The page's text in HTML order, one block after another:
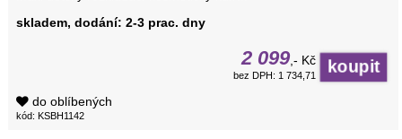
skladem, dodání: 2-3 prac. dny
2 099,- Kč
bez DPH: 1 734,71
do oblíbených
kód: KSBH1142